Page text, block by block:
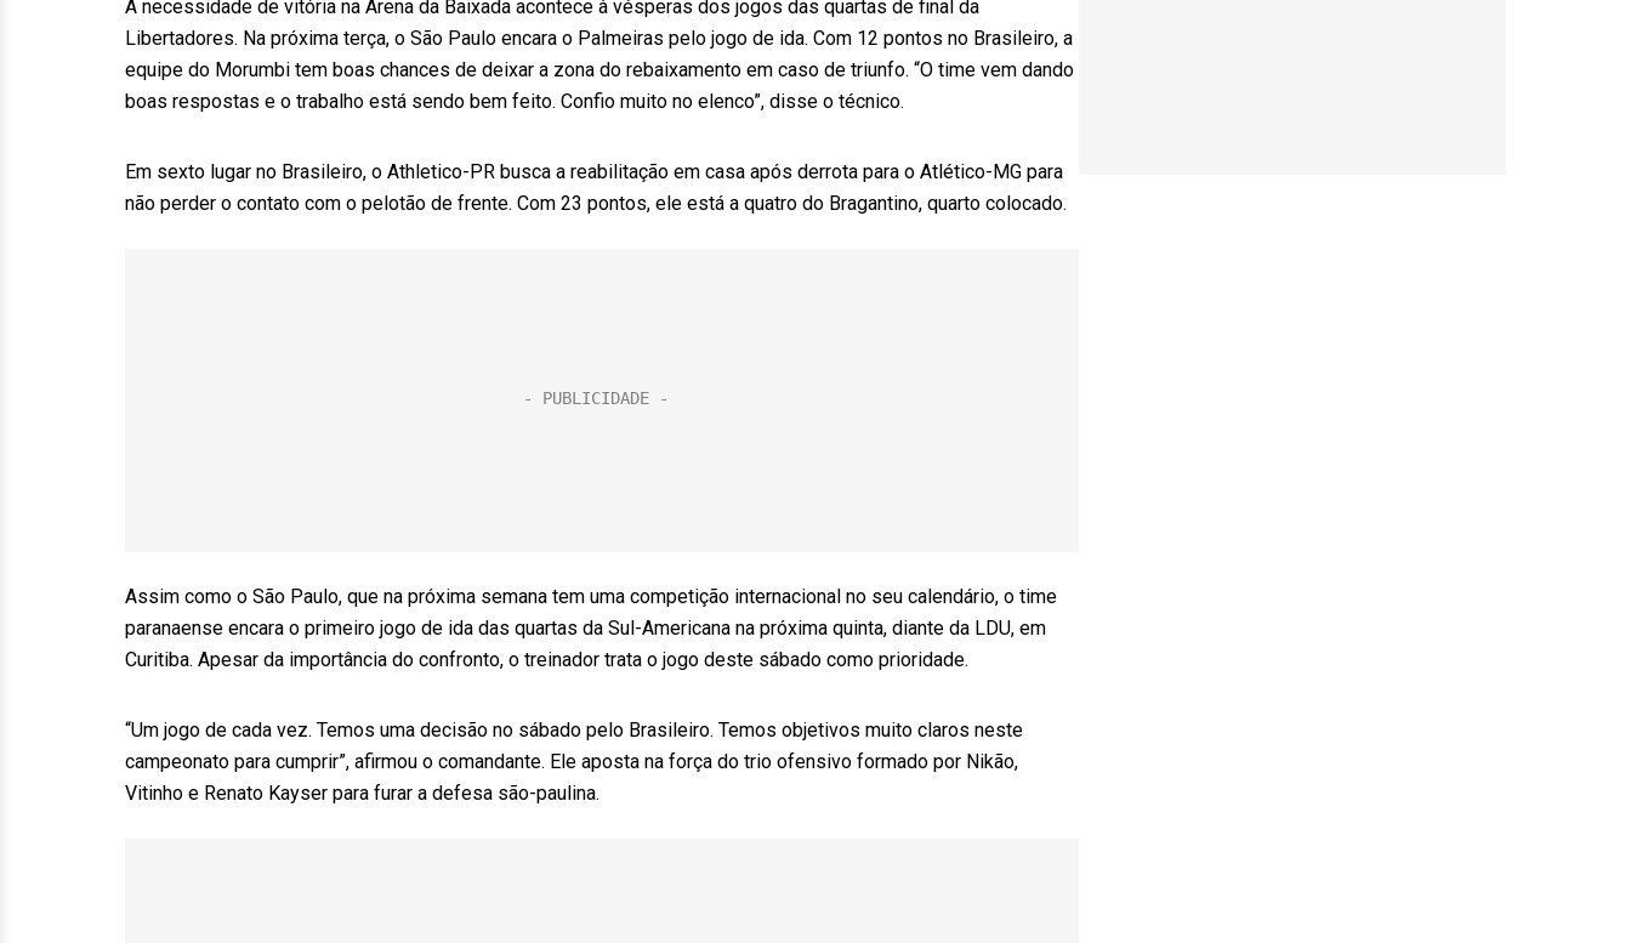
A necessidade de vitória na Arena da Baixada acontece à vésperas dos jogos das quartas de final da
Libertadores. Na próxima terça, o São Paulo encara o Palmeiras pelo jogo de ida. Com 12 pontos no Brasileiro, a
equipe do Morumbi tem boas chances de deixar a zona do rebaixamento em caso de triunfo. “O time vem dando
boas respostas e o trabalho está sendo bem feito. Confio muito no elenco”, disse o técnico.
Em sexto lugar no Brasileiro, o Athletico-PR busca a reabilitação em casa após derrota para o Atlético-MG para
não perder o contato com o pelotão de frente. Com 23 pontos, ele está a quatro do Bragantino, quarto colocado.
Assim como o São Paulo, que na próxima semana tem uma competição internacional no seu calendário, o time
paranaense encara o primeiro jogo de ida das quartas da Sul-Americana na próxima quinta, diante da LDU, em
Curitiba. Apesar da importância do confronto, o treinador trata o jogo deste sábado como prioridade.
“Um jogo de cada vez. Temos uma decisão no sábado pelo Brasileiro. Temos objetivos muito claros neste
campeonato para cumprir”, afirmou o comandante. Ele aposta na força do trio ofensivo formado por Nikão,
Vitinho e Renato Kayser para furar a defesa são-paulina.